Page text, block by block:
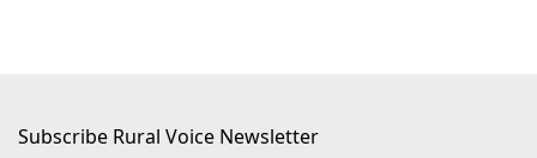
Subscribe Rural Voice Newsletter